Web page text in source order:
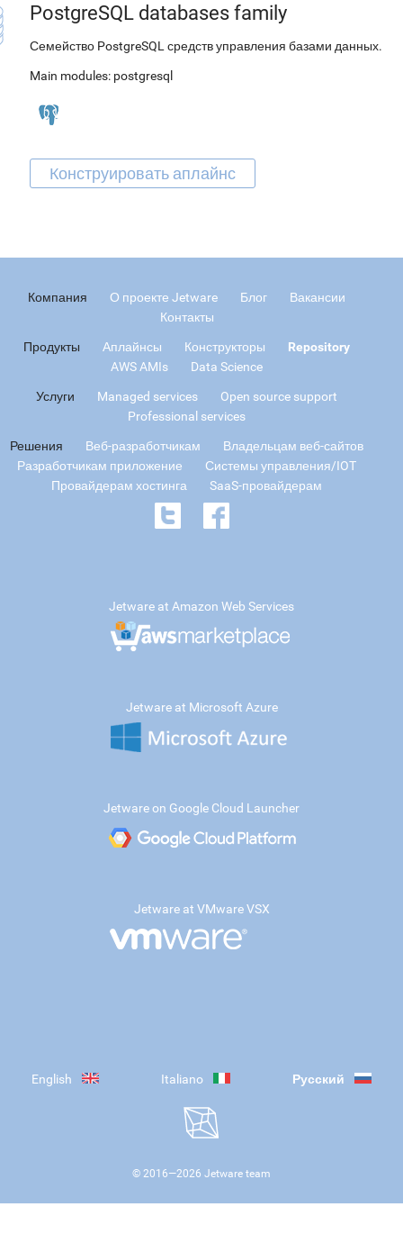
PostgreSQL databases family
Семейство PostgreSQL средств управления базами данных.
Main modules: postgresql
Компания О проекте Jetware Блог
Вакансии
Контакты
Продукты Аплайнсы Конструкторы
Repository
AWS AMIs
Data Science
Услуги Managed services
Open source support
Professional services
Решения Веб-разработчикам
Владельцам веб-сайтов
Разработчикам приложение
Системы управления/IOT
Провайдерам хостинга
SaaS-провайдерам
Jetware at Amazon Web Services
Jetware at Microsoft Azure
Jetware on Google Cloud Launcher
Jetware at VMware VSX
English Italiano Русский
© 2016—2026 Jetware team